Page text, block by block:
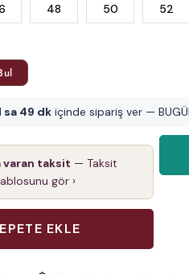
48 50 52
sa 49 dkiçinde sipariş ver —
varan taksit — Taksit
gör ›